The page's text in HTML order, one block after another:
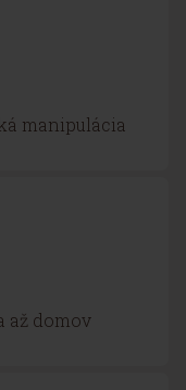
manipulácia
až domov